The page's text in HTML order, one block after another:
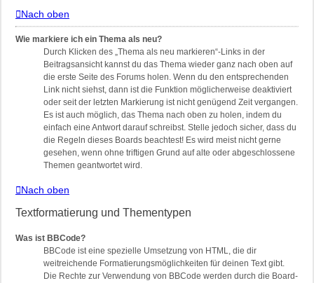
Nach oben
Wie markiere ich ein Thema als neu?
Durch Klicken des „Thema als neu markieren“-Links in der
Beitragsansicht kannst du das Thema wieder ganz nach oben auf
die erste Seite des Forums holen. Wenn du den entsprechenden
Link nicht siehst, dann ist die Funktion möglicherweise deaktiviert
oder seit der letzten Markierung ist nicht genügend Zeit vergangen.
Es ist auch möglich, das Thema nach oben zu holen, indem du
einfach eine Antwort darauf schreibst. Stelle jedoch sicher, dass du
die Regeln dieses Boards beachtest! Es wird meist nicht gerne
gesehen, wenn ohne triftigen Grund auf alte oder abgeschlossene
Themen geantwortet wird.
Nach oben
Textformatierung und Thementypen
Was ist BBCode?
BBCode ist eine spezielle Umsetzung von HTML, die dir
weitreichende Formatierungsmöglichkeiten für deinen Text gibt.
Die Rechte zur Verwendung von BBCode werden durch die Board-